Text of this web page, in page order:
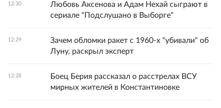
12:30
Любовь Аксенова и Адам Нехай сыграют в
сериале "Подслушано в Выборге"
12:29
Зачем обломки ракет с 1960-х "убивали" об
Луну, раскрыл эксперт
12:28
Боец Берия рассказал о расстрелах ВСУ
мирных жителей в Константиновке